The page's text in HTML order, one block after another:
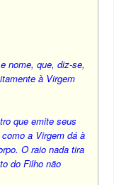
nome, que, diz-se,
à Virgem
que emite seus
a Virgem dá à
O raio nada tira
do Filho não